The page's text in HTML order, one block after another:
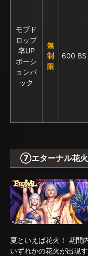
モブド
ロップ
率UP
ポーシ
ョンパ
ック
無
制
限
600 BS
⑦エターナル花火
夏といえば花火！ 期間
いずれかの花火が出現